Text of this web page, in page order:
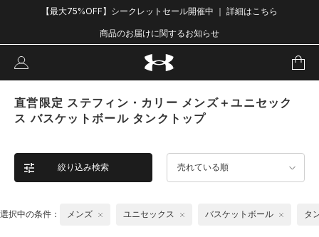
【最大75%OFF】シークレットセール開催中 ｜ 詳細はこちら
商品のお届けに関するお知らせ
直営限定 ステフィン・カリー メンズ＋ユニセック
ス バスケットボール タンクトップ
絞り込み検索 売れている順
選択中の条件： メンズ ユニセックス バスケットボール タ